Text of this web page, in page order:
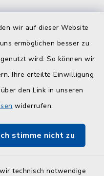
wir auf dieser Website
ermöglichen besser zu
wird. So können wir
Ihre erteilte Einwilligung
den Link in unseren
widerrufen.
stimme nicht zu
technisch notwendige